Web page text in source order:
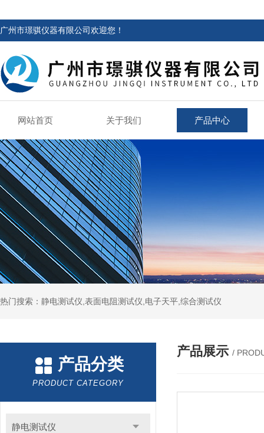
广州市璟骐仪器有限公司欢迎您！
网站首页 关于我们 产品中心
热门搜索：静电测试仪,表面电阻测试仪,电子天平,综合测试仪
产品分类
PRODUCT CATEGORY
静电测试仪
产品展示 /